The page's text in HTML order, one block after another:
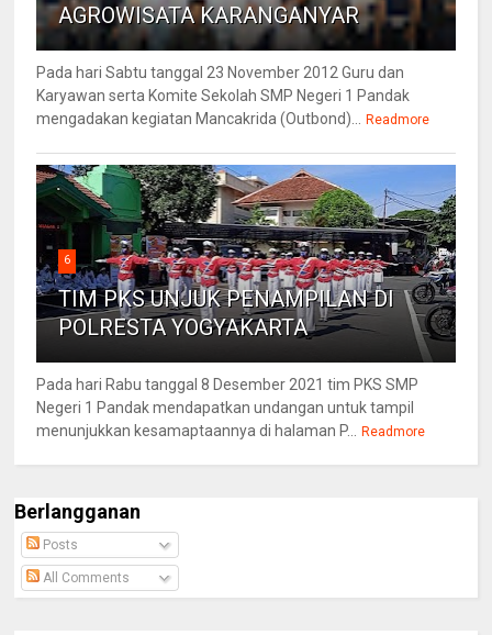
AGROWISATA KARANGANYAR
Pada hari Sabtu tanggal 23 November 2012 Guru dan
Karyawan serta Komite Sekolah SMP Negeri 1 Pandak
mengadakan kegiatan Mancakrida (Outbond)...
Readmore
6
TIM PKS UNJUK PENAMPILAN DI
POLRESTA YOGYAKARTA
Pada hari Rabu tanggal 8 Desember 2021 tim PKS SMP
Negeri 1 Pandak mendapatkan undangan untuk tampil
menunjukkan kesamaptaannya di halaman P...
Readmore
Berlangganan
Posts
All Comments